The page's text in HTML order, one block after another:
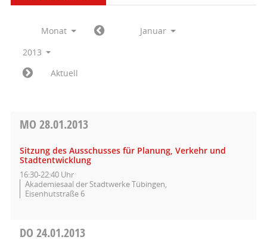
Monat
Januar
2013
Aktuell
MO 28.01.2013
Sitzung des Ausschusses für Planung, Verkehr und
Stadtentwicklung
16:30-22:40 Uhr
Akademiesaal der Stadtwerke Tübingen,
Eisenhutstraße 6
DO 24.01.2013